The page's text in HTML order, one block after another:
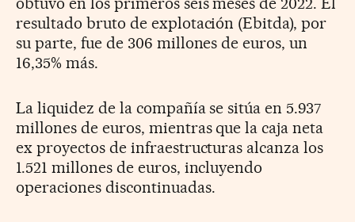
resultado bruto de explotación (Ebitda), por
su parte, fue de 306 millones de euros, un
16,35% más.
La liquidez de la compañía se sitúa en 5.937
millones de euros, mientras que la caja neta
ex proyectos de infraestructuras alcanza los
1.521 millones de euros, incluyendo
operaciones discontinuadas.